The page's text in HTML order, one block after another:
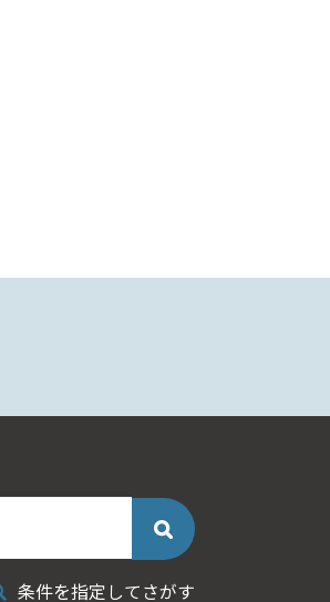
条件を指定してさがす